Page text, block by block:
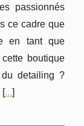
passionnés
ce cadre que
en tant que
boutique
detailing ?
[...]